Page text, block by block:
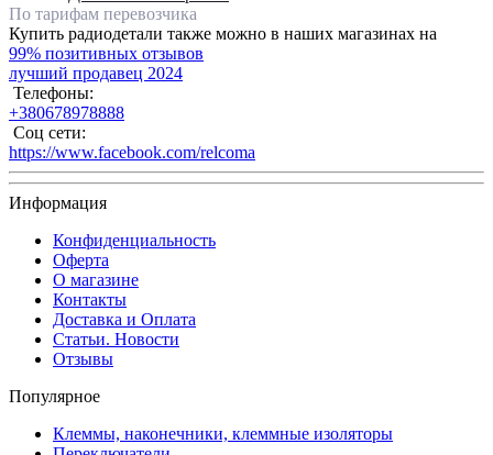
По тарифам перевозчика
Купить радиодетали также можно в наших магазинах на
99% позитивных отзывов
лучший продавец 2024
Телефоны:
+380678978888
Соц сети:
https://www.facebook.com/relcoma
Информация
Конфиденциальность
Оферта
О магазине
Контакты
Доставка и Оплата
Статьи. Новости
Отзывы
Популярное
Клеммы, наконечники, клеммные изоляторы